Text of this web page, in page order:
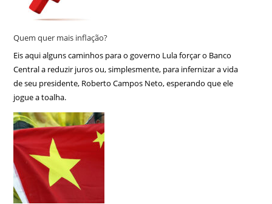
Quem quer mais inflação?
Eis aqui alguns caminhos para o governo Lula forçar o Banco
Central a reduzir juros ou, simplesmente, para infernizar a vida
de seu presidente, Roberto Campos Neto, esperando que ele
jogue a toalha.